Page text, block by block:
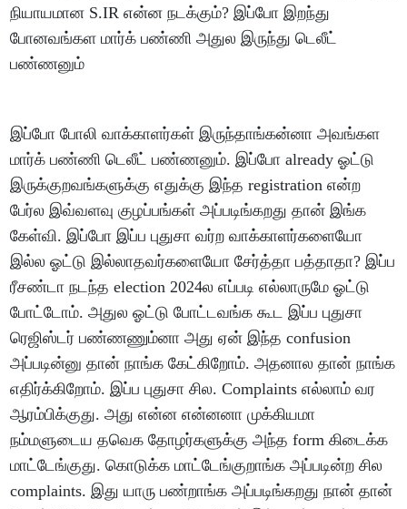
நியாயமான S.IR என்ன நடக்கும்? இப்போ இறந்து
போனவங்கள மார்க் பண்ணி அதுல இருந்து டெலீட்
பண்ணனும்
இப்போ போலி வாக்காளர்கள் இருந்தாங்கன்னா அவங்கள
மார்க் பண்ணி டெலீட் பண்ணனும். இப்போ already ஓட்டு
இருக்குறவங்களுக்கு எதுக்கு இந்த registration என்ற
பேர்ல இவ்வளவு குழப்பங்கள் அப்படிங்கறது தான் இங்க
கேள்வி. இப்போ இப்ப புதுசா வர்ற வாக்காளர்களையோ
இல்ல ஓட்டு இல்லாதவர்களையோ சேர்த்தா பத்தாதா? இப்ப
ரீசண்டா நடந்த election 2024ல எப்படி எல்லாருமே ஓட்டு
போட்டோம். அதுல ஓட்டு போட்டவங்க கூட இப்ப புதுசா
ரெஜிஸ்டர் பண்ணணும்னா அது ஏன் இந்த confusion
அப்படின்னு தான் நாங்க கேட்கிறோம். அதனால தான் நாங்க
எதிர்க்கிறோம். இப்ப புதுசா சில. Complaints எல்லாம் வர
ஆரம்பிக்குது. அது என்ன என்னனா முக்கியமா
நம்மளுடைய தவெக தோழர்களுக்கு அந்த form கிடைக்க
மாட்டேங்குது. கொடுக்க மாட்டேங்குறாங்க அப்படின்ற சில
complaints. இது யாரு பண்றாங்க அப்படிங்கறது நான் தான்